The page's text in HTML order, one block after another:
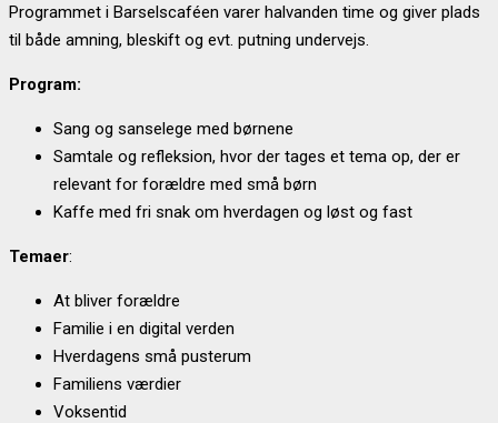
Programmet i Barselscaféen varer halvanden time og giver plads
til både amning, bleskift og evt. putning undervejs.
Program:
Sang og sanselege med børnene
Samtale og refleksion, hvor der tages et tema op, der er
relevant for forældre med små børn
Kaffe med fri snak om hverdagen og løst og fast
Temaer:
At bliver forældre
Familie i en digital verden
Hverdagens små pusterum
Familiens værdier
Voksentid